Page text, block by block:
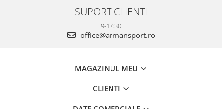
SUPORT CLIENTI
9-17:30
office@armansport.ro
MAGAZINUL MEU
CLIENTI